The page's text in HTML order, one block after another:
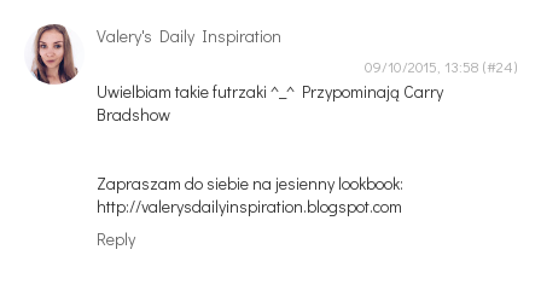
Valery's Daily Inspiration
09/10/2015, 13:58
Uwielbiam takie futrzaki ^_^ Przypominają Carry
Bradshow
Zapraszam do siebie na jesienny lookbook:
http://valerysdailyinspiration.blogspot.com
Reply